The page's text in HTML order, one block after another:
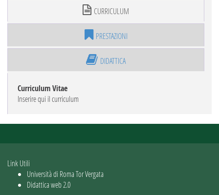
CURRICULUM
PRESTAZIONI
DIDATTICA
Curriculum Vitae
Inserire qui il curriculum
Link Utili
Università di Roma Tor Vergata
Didattica web 2.0